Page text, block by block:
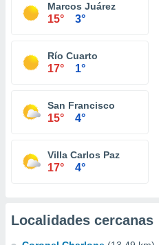
Marcos Juárez
15° 3°
Río Cuarto
17° 1°
San Francisco
15° 4°
Villa Carlos Paz
17° 4°
Localidades cercanas